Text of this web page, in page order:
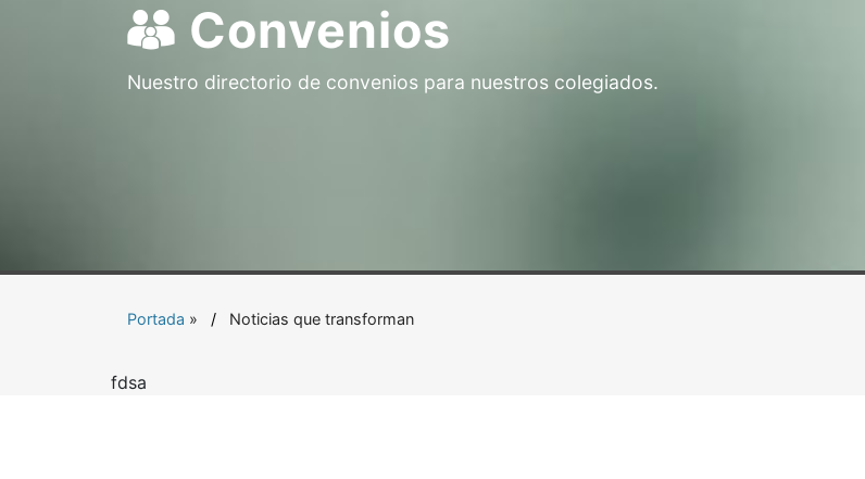
Convenios
Nuestro directorio de convenios para nuestros colegiados.
Portada » Noticias que transforman
fdsa